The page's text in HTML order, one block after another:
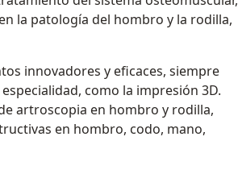
la patología del hombro y la rodilla,
innovadores y eficaces, siempre
como la impresión 3D.
artroscopia en hombro y rodilla,
en hombro, codo, mano,